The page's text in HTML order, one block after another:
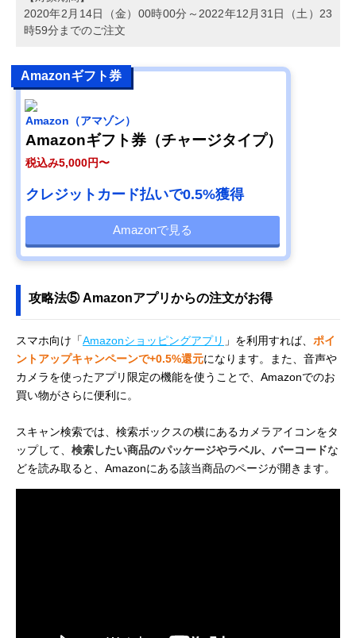
2020年2月14日（金）00時00分～2022年12月31日（土）23
時59分までのご注文
Amazonギフト券
Amazon（アマゾン）
Amazonギフト券（チャージタイプ）
税込み5,000円〜
クレジットカード払いで0.5%獲得
Amazonで見る
攻略法⑤ Amazonアプリからの注文がお得
スマホ向け「Amazonショッピングアプリ 」を利用すれば、 ポイ
ントアップキャンペーンで+0.5%還元になります。また、音声や
カメラを使ったアプリ限定の機能を使うことで、Amazonでのお
買い物がさらに便利に。
スキャン検索では、検索ボックスの横にあるカメラアイコンをタ
ップして、 検索したい商品のパッケージやラベル、バーコードな
どを読み取ると、Amazonにある該当商品のページが開きます。